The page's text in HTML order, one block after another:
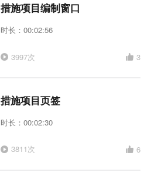
措施项目编制窗口
时长：00:02:56
3997次 3
措施项目页签
时长：00:02:30
3811次 6